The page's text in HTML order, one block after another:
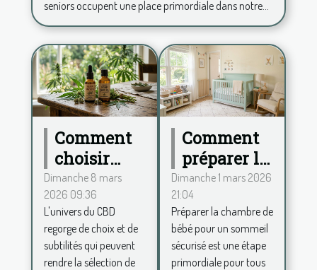
seniors occupent une place primordiale dans notre...
Comment
choisir
entre
spectre
complet et
large pour
votre huile
Dimanche 8 mars
2026 09:36
L'univers du CBD
regorge de choix et de
subtilités qui peuvent
rendre la sélection de
Comment
préparer la
chambre
de bébé
pour un
sommeil
sécurisé ?
Dimanche 1 mars 2026
21:04
Préparer la chambre de
bébé pour un sommeil
sécurisé est une étape
primordiale pour tous